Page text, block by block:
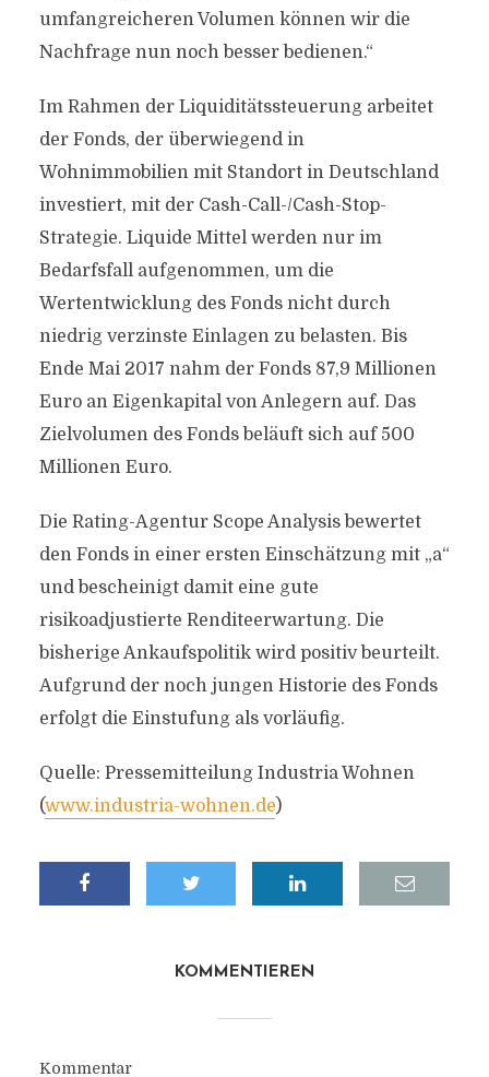
umfangreicheren Volumen können wir die
Nachfrage nun noch besser bedienen.“
Im Rahmen der Liquiditätssteuerung arbeitet
der Fonds, der überwiegend in
Wohnimmobilien mit Standort in Deutschland
investiert, mit der Cash-Call-/Cash-Stop-
Strategie. Liquide Mittel werden nur im
Bedarfsfall aufgenommen, um die
Wertentwicklung des Fonds nicht durch
niedrig verzinste Einlagen zu belasten. Bis
Ende Mai 2017 nahm der Fonds 87,9 Millionen
Euro an Eigenkapital von Anlegern auf. Das
Zielvolumen des Fonds beläuft sich auf 500
Millionen Euro.
Die Rating-Agentur Scope Analysis bewertet
den Fonds in einer ersten Einschätzung mit „a“
und bescheinigt damit eine gute
risikoadjustierte Renditeerwartung. Die
bisherige Ankaufspolitik wird positiv beurteilt.
Aufgrund der noch jungen Historie des Fonds
erfolgt die Einstufung als vorläufig.
Quelle: Pressemitteilung Industria Wohnen
(www.industria-wohnen.de)
KOMMENTIEREN
Kommentar